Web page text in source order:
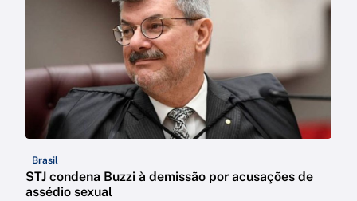
Brasil
STJ condena Buzzi à demissão por acusações de
assédio sexual